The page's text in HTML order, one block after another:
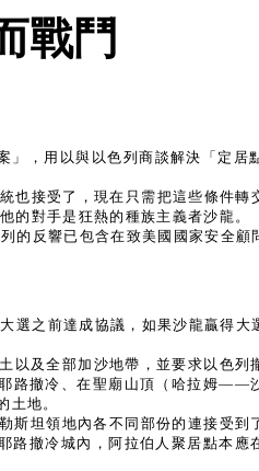
戰鬥
，用以與以色列商談解決「定居
也接受了，現在只需把這些條件轉
的對手是狂熱的種族主義者沙龍。
的反響已包含在致美國國家安全顧
選之前達成協議，如果沙龍贏得大
及全部加沙地帶，並要求以色列
路撤冷、在聖廟山頂（哈拉姆——
地。
斯坦領地內各不同部份的連接受到
撤冷城內，阿拉伯人聚居點本應